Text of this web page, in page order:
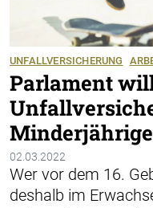
UNFALLVERSICHERUNG
Parlament
Minderjährige
02.03.2022
Wer vor dem 16.
deshalb im